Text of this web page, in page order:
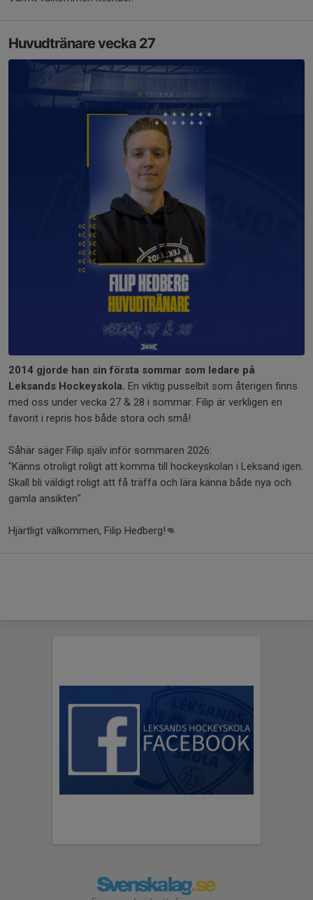
Huvudtränare vecka 27
2014 gjorde han sin första sommar som ledare på
Leksands Hockeyskola. En viktig pusselbit som återigen finns
med oss under vecka 27 & 28 i sommar. Filip är verkligen en
favorit i repris hos både stora och små!
Såhär säger Filip själv inför sommaren 2026:
"Känns otroligt roligt att komma till hockeyskolan i Leksand igen.
Skall bli väldigt roligt att få träffa och lära känna både nya och
gamla ansikten"
Hjärtligt välkommen, Filip Hedberg!👊